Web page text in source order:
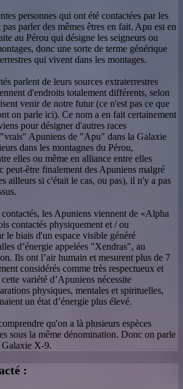
personnes qui ont été contactées par les
parler des mêmes êtres en fait. Apu est en
au Pérou qui désigne les seigneurs ou
donc une sorte de terme générique
qui vivent dans les montages.
parlent de leurs sources extraterrestres
d'endroits totalement différents, selon
venir de notre futur (ce n'est pas ce que
on parle ici). Ce nom a en fait certainement
pour désigner d'autres races
"vrais" Apuniens de "Apu" dans la Galaxie
dans les montagnes du Pérou,
elles ou même en alliance entre elles
peut-être finalement des Apuniens malgré
ailleurs si c'était le cas, ou pas), il n'y a pas
contactés, les Apuniens viennent de «Alpha
contactés physiquement et / ou
le biais d'un espace visible généré
d’énergie appelées "Xendras", au
Ils ont l’air humain et mesurent plus de 7
considérés comme très respectueux et
variété d’Apuniens nécessite
physiques, mentales et spirituelles,
un état d’énergie plus élevé.
qu'on a là plusieurs espèces
sous la même dénomination. Donc on parle
Galaxie X-9.
: